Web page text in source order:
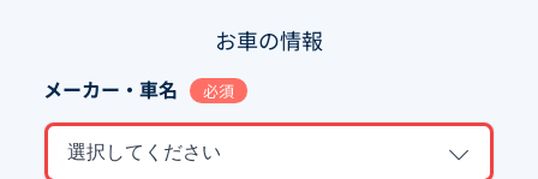
お車の情報
メーカー・車名 必須
選択してください